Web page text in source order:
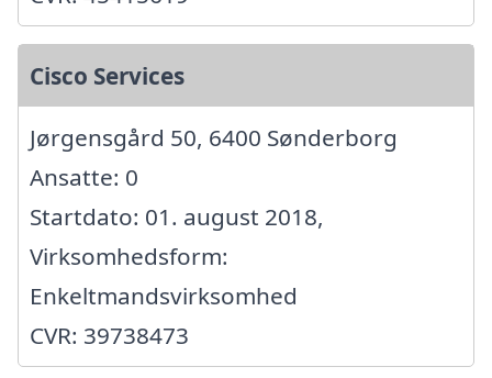
Cisco Services
Jørgensgård 50, 6400 Sønderborg
Ansatte: 0
Startdato: 01. august 2018,
Virksomhedsform:
Enkeltmandsvirksomhed
CVR: 39738473